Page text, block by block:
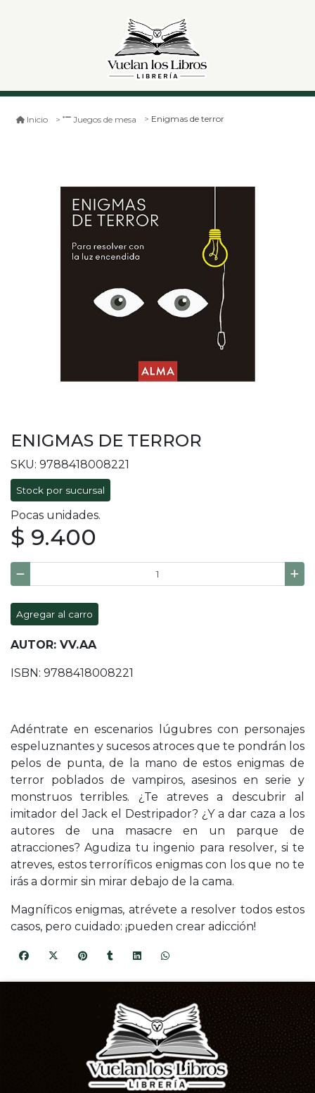
Inicio Juegos de mesa Enigmas de terror
ENIGMAS DE TERROR
SKU: 9788418008221
Stock por sucursal
Pocas unidades.
$ 9.400
Agregar al carro
AUTOR: VV.AA
ISBN: 9788418008221
Adéntrate en escenarios lúgubres con personajes
espeluznantes y sucesos atroces que te pondrán los
pelos de punta, de la mano de estos enigmas de
terror poblados de vampiros, asesinos en serie y
monstruos terribles. ¿Te atreves a descubrir al
imitador del Jack el Destripador? ¿Y a dar caza a los
autores de una masacre en un parque de
atracciones? Agudiza tu ingenio para resolver, si te
atreves, estos terroríficos enigmas con los que no te
irás a dormir sin mirar debajo de la cama.
Magníficos enigmas, atrévete a resolver todos estos
casos, pero cuidado: ¡pueden crear adicción!